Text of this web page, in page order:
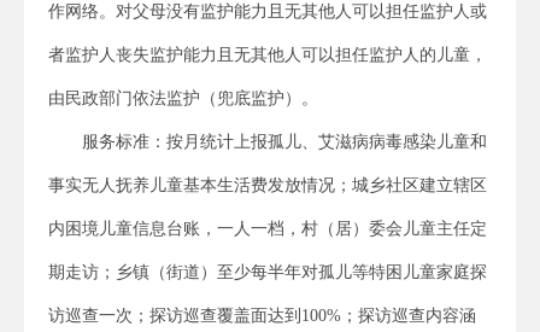
作网络。对父母没有监护能力且无其他人可以担任监护人或
者监护人丧失监护能力且无其他人可以担任监护人的儿童，
由民政部门依法监护（兜底监护）。
服务标准：按月统计上报孤儿、艾滋病病毒感染儿童和
事实无人抚养儿童基本生活费发放情况；城乡社区建立辖区
内困境儿童信息台账，一人一档，村（居）委会儿童主任定
期走访；乡镇（街道）至少每半年对孤儿等特困儿童家庭探
访巡查一次；探访巡查覆盖面达到100%；探访巡查内容涵